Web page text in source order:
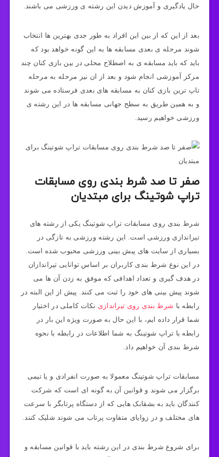
حال یادگیری و آموزش دیدن این رشته ی ورزشی می باشند.
بعد از این که از بین این افراد به طور جدی بهترین ها انتخاب
شوند مرحله ی بعدی مسابقه ها به این گونه خواهد بود که
باید که باید مسابقه ی به اصطلاح محلی در بین بازی کنان چند
مرکز آموزشی انجام شود و بعد از ان نیز مرحله به مرحله
تاپ ترین بازی کنان به مسابقه های بعدی فرستاده می شوند
و به همین طریق به سطح جهانی مسابقه ها در این رشته ی
ورزشی خواهیم رسید.
صفر تا صد شرط‌ بندی روی مسابقات
تراپ شوتینگ برای مبتدیان
شرط بندی روی مسابقات تراپ شوتینگ یکی از رشته های
تیراندازی ورزشی است. این رشته ورزشی به تازگی در
بسیاری از سایت های پیش بینی ورزشی محبوب شده است.
در این نوع شرط بندی کاربران بر اساس توانایی تیراندازان
در هدف گیری و تعداد اهدافی که موفق به زدن آن ها می
شوند پیش بینی های خود را ثبت می کنند. پیش از این البته در
رابطه با شرط بندی روی تیراندازی نکات کاملی در اختیار
شما قرار داده ایم، با این حال به صورت ویژه این بار در
رابطه با تراپ شوتینگ به شما اطلاعات در رابطه با نحوه
شرط بندی آن خواهیم داد.
مسابقات تراپ شوتینگ معمولا به صورت انفرادی و یا تیمی
برگزار می شوند و قوانین آن به گونه ای است که شرکت
کنندگان باید به بشقابک هایی که از دستگاه پرتابگر با سرعت
های مختلف و در زوایای متفاوت پرتاب می شوند شلیک کنند.
برای شروع شرط بندی در این رشته باید با قوانین مسابقه و